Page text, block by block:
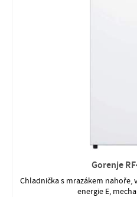
Gorenje
Chladnička s mrazákem nahoře,
energie E,